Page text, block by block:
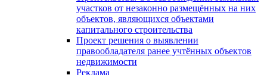
участков от незаконно размещённых на них
объектов, являющихся объектами
капитального строительства
Проект решения о выявлении
правообладателя ранее учтённых объектов
недвижимости
Реклама